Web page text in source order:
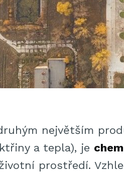
největším
a tepla), je
prostředí.